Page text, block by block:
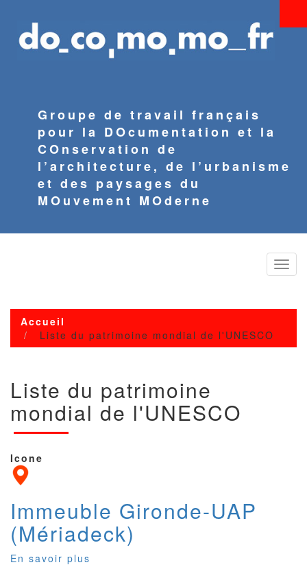
contenu
principal
Groupe de travail français
pour la DOcumentation et la
COnservation de
l’architecture, de l’urbanisme
et des paysages du
MOuvement MOderne
Toggle
Accueil
Liste du patrimoine mondial de l'UNESCO
Liste du patrimoine
mondial de l'UNESCO
Icone
Immeuble Gironde-UAP
(Mériadeck)
En savoir plus